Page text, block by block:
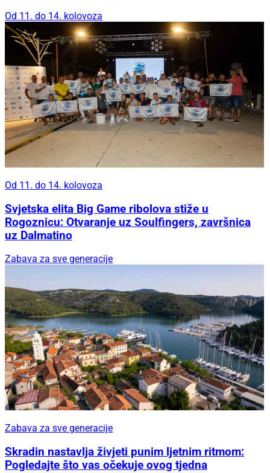
Od 11. do 14. kolovoza
Od 11. do 14. kolovoza
Svjetska elita Big Game ribolova stiže u
Rogoznicu: Otvaranje uz Soulfingers, završnica
uz Dalmatino
Zabava za sve generacije
Zabava za sve generacije
Skradin nastavlja živjeti punim ljetnim ritmom:
Pogledajte što vas očekuje ovog tjedna